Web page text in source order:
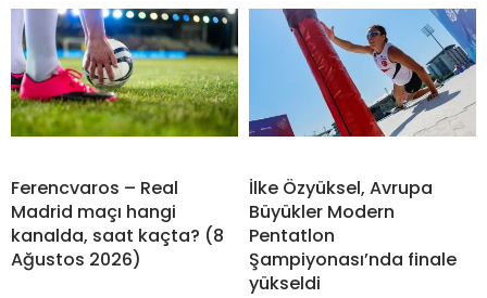
Ferencvaros – Real
Madrid maçı hangi
kanalda, saat kaçta? (8
Ağustos 2026)
İlke Özyüksel, Avrupa
Büyükler Modern
Pentatlon
Şampiyonası’nda finale
yükseldi